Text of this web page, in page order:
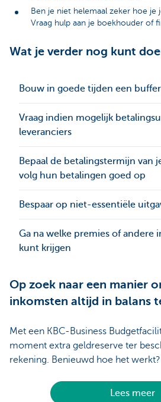
Ben je niet helemaal zeker hoe je
Vraag hulp aan je boekhouder of
Wat je verder nog kunt
Bouw in goede tijden een
Vraag indien mogelijk
leveranciers
Bepaal de betalingstermijn van
volg hun betalingen goed op
Bespaar op niet-essentiële
Ga na welke premies of andere
kunt krijgen
Op zoek naar een manier
inkomsten altijd in balans
Met een KBC-Business
moment extra geldreserve ter
rekening. Benieuwd hoe het werkt?
Lees meer